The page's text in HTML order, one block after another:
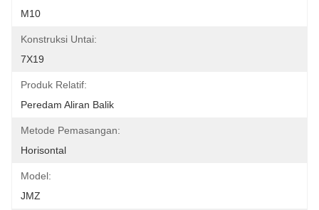
M10
Konstruksi Untai:
7X19
Produk Relatif:
Peredam Aliran Balik
Metode Pemasangan:
Horisontal
Model:
JMZ